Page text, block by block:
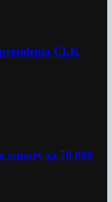
ČLK
za 70 000